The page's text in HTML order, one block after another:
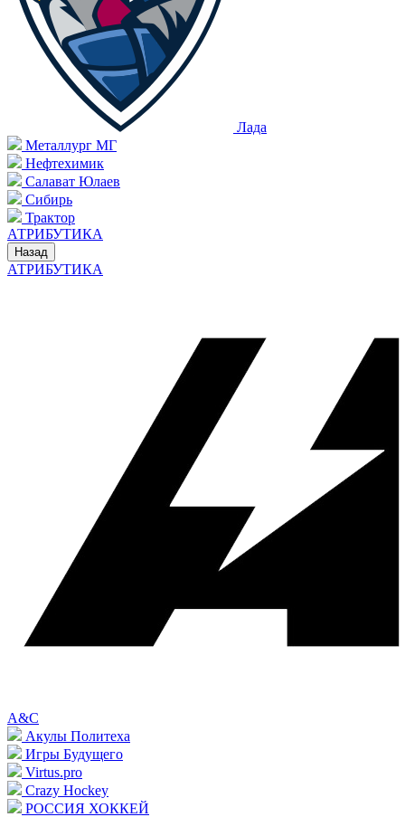
Лада
Металлург МГ
Нефтехимик
Салават Юлаев
Сибирь
Трактор
АТРИБУТИКА
Назад
АТРИБУТИКА
A&C
Акулы Политеха
Игры Будущего
Virtus.pro
Crazy Hockey
РОССИЯ ХОККЕЙ